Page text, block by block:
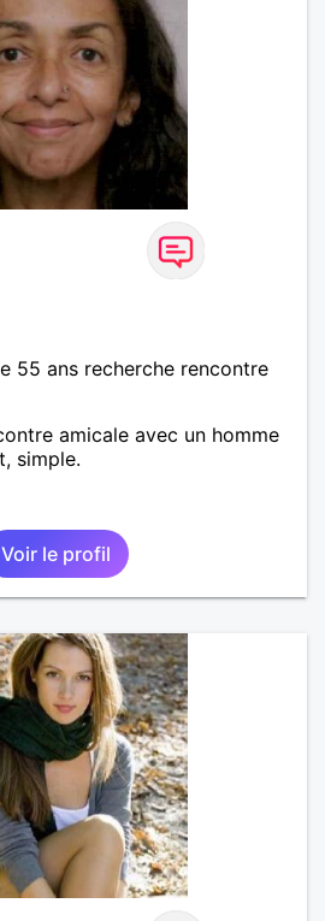
55 ans recherche rencontre
amicale avec un homme
simple.
Voir le profil